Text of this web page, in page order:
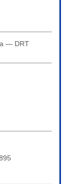
— DRT